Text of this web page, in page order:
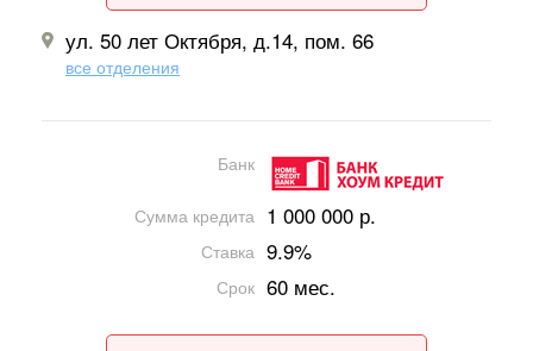
ул. 50 лет Октября, д.14, пом. 66
все отделения
Банк
Сумма кредита 1 000 000 р.
Ставка 9.9%
Срок 60 мес.